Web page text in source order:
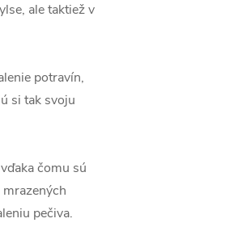
ale taktiež v
potravín,
si tak svoju
čomu sú
pečiva.